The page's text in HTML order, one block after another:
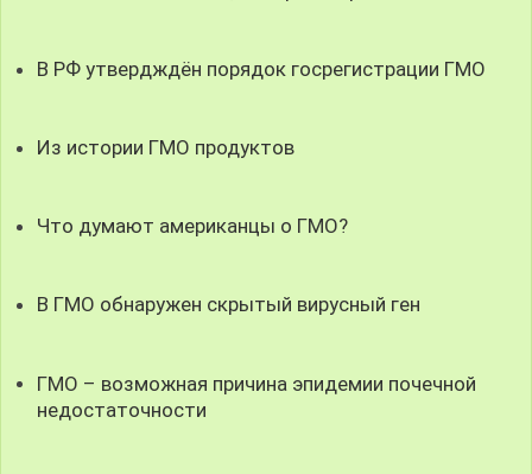
В РФ утвердждён порядок госрегистрации ГМО
Из истории ГМО продуктов
Что думают американцы о ГМО?
В ГМО обнаружен скрытый вирусный ген
ГМО – возможная причина эпидемии почечной
недостаточности